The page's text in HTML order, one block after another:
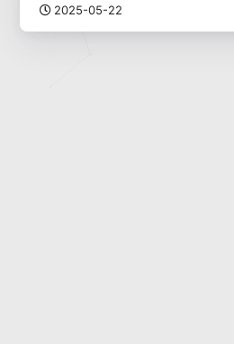
2025-05-22